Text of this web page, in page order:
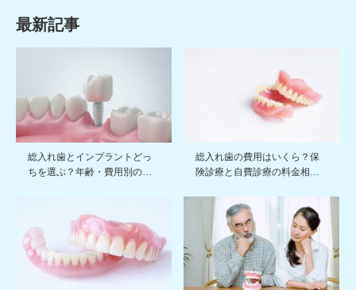
最新記事
総入れ歯とインプラントどっ
ちを選ぶ？年齢・費用別の…
総入れ歯の費用はいくら？保
険診療と自費診療の料金相…